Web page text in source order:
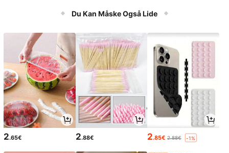
Du Kan Måske Også Lide
2.65€ 2.88€ 2.85€ 2.88€ -1%